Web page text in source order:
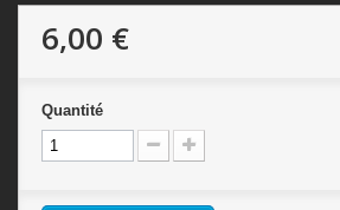
6,00 €
Quantité